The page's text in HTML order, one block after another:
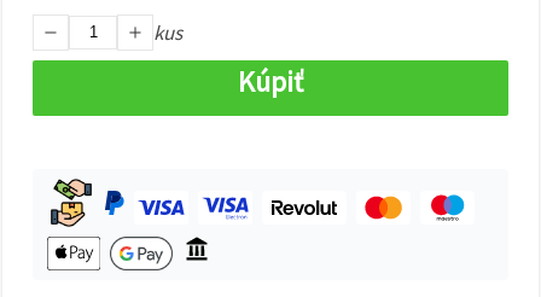
na tlačidlo
"Uložiť"
všetko
kus
Kúpiť